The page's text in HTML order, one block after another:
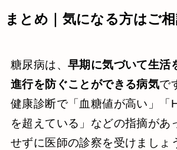
まとめ｜気になる方はご
糖尿病は、 早期に気づいて生活
進行を防ぐことができる病気で
健康診断で「血糖値が高い」「
を超えている」などの指摘があ
せずに医師の診察を受けましょ